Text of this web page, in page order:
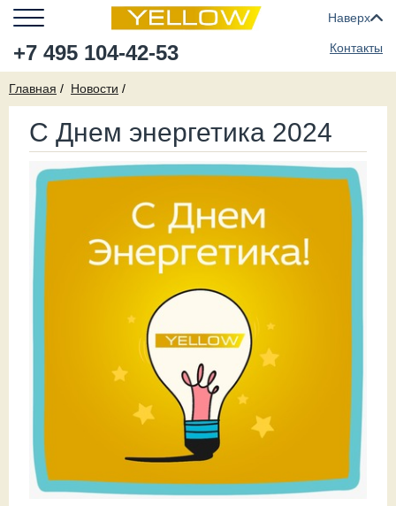
+7 495 104-42-53
Наверх
Контакты
Главная Новости
С Днем энергетика 2024